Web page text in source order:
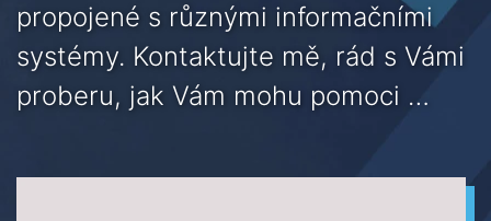
propojené s různými informačními
systémy. Kontaktujte mě, rád s Vámi
proberu, jak Vám mohu pomoci …